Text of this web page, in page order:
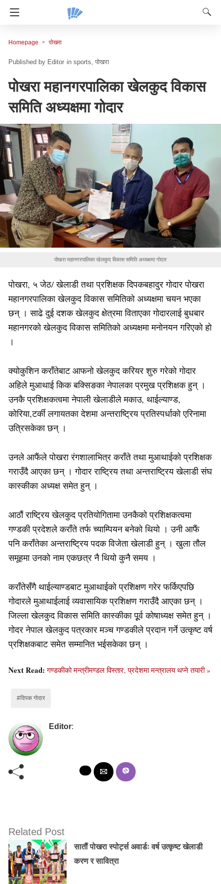
Homepage पोखरा
Editor in sports पोखरा
पोखरा महानगरपालिका खेलकुद विकास
समिति अध्यक्षमा गोदार
पोखरा महानगरपालिका खेलकुद विकास समिति अध्यक्षमा गोदार
पोखरा, ५ जेठ/ खेलाडी तथा प्रशिक्षक दिपकबहादुर गोदार पोखरा
महानगरपालिका खेलकुद विकास समितिको अध्यक्षमा चयन भएका
छन् । साढे दुई दशक खेलकुद क्षेत्रमा विताएका गोदारलाई बुधबार
महानगरको खेलकुद विकास समितिको अध्यक्षमा मनोनयन गरिएको हो
।
क्योकुशिन कराँतेबाट आफनो खेलकुद करियर शुरु गरेको गोदार
अहिले मुआथाई किक बक्सिङका नेपालका प्रमुख प्रशिक्षक हुन् ।
उनकै प्रशिक्षकत्वमा नेपाली खेलाडीले मकाउ, थाईल्याण्ड,
कोरिया,टर्की लगायतका देशमा अन्तराष्ट्रिय प्रतिस्पर्धाको एरिनामा
उत्रिसकेका छन् ।
उनले आफैंले पोखरा रंगशालाभित्र कराँते तथा मुआथाईको प्रशिक्षक
गराउँदै आएका छन् । गोदार राष्ट्रिय तथा अन्तराष्ट्रिय खेलाडी संघ
कास्कीका अध्यक्ष समेत हुन् ।
आठौं राष्ट्रिय खेलकुद प्रतियोगितामा उनकैको प्रशिक्षकत्वमा
गण्डकी प्रदेशले कराँते तर्फ च्याम्पियन बनेको थियो । उनी आफैं
पनि कराँतेका अन्तराष्ट्रिय पदक विजेता खेलाडी हुन् । खुला तौल
समूहमा उनको नाम एकछत्र नै थियो कुनै समय ।
कराँतेसँगै थाईल्याण्डबाट मुआथाईको प्रशिक्षण गरेर फर्किएपछि
गोदारले मुआथाईलाई व्यवासायिक प्रशिक्षण गराउँदै आएका छन् ।
जिल्ला खेलकुद विकास समिति कास्कीका पूूर्व कोषाध्यक्ष समेत हुन् ।
गोदर नेपाल खेलकुद पत्रकार मञ्च गण्डकीले प्रदान गर्ने उत्कृष्ट वर्ष
प्रशिक्षकबाट समेत सम्मानित भईसकेका छन् ।
Next Read:गण्डकीको मन्त्रीमण्डल विस्तार, प्रदेशमा मन्त्रालय थप्ने तयारी »
#दिपक गोदार
Editor:
Related Post
सातौं पोखरा स्पोर्ट्स अवार्डः वर्ष उत्कृष्ट खेलाडी
करण र सावित्रा